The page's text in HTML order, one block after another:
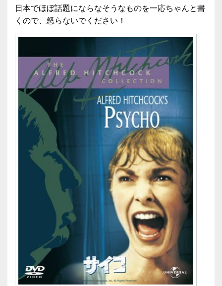
日本でほぼ話題にならなそうなものを一応ちゃんと書
くので、怒らないでください！